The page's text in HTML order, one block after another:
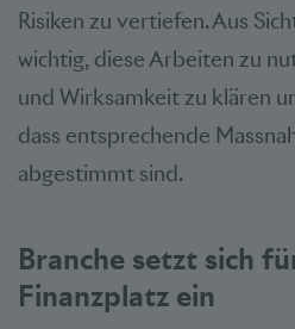
Risiken zu vertiefen. Aus
wichtig, diese Arbeiten zu
und Wirksamkeit zu klären
dass entsprechende
abgestimmt sind.
Branche setzt sich
Finanzplatz ein